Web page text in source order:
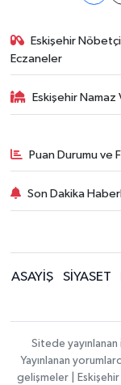
Eskişehir Nöbetçi
Eczaneler
Eskişehir Namaz
Puan Durumu ve
Son Dakika
ASAYİŞ SİYASET
Sitede
Yayınlanan
gelişmeler |